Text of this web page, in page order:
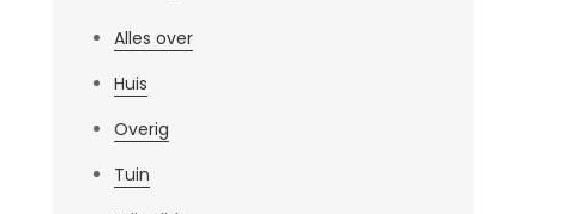
Alles over
Huis
Overig
Tuin